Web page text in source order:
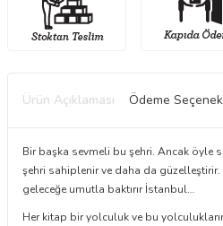
Ürün Açıklaması Ödeme
Bir başka sevmeli bu şehri. Ancak öyle
şehri sahiplenir ve daha da
geleceğe umutla baktırır İstanbul…
Her kitap bir yolculuk ve bu